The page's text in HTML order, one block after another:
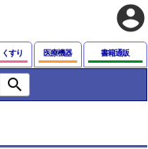
account_circle
くすり 医療機器 書籍通販
search